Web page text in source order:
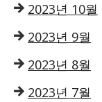
2023년 10월
2023년 9월
2023년 8월
2023년 7월